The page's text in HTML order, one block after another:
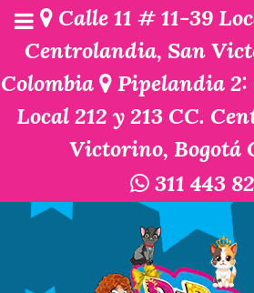
Calle 11 # 11-39
Centrolandia, San
Colombia
Pipelandia 2:
Local 212 y 213 CC.
Victorino, Bogotá
311 443